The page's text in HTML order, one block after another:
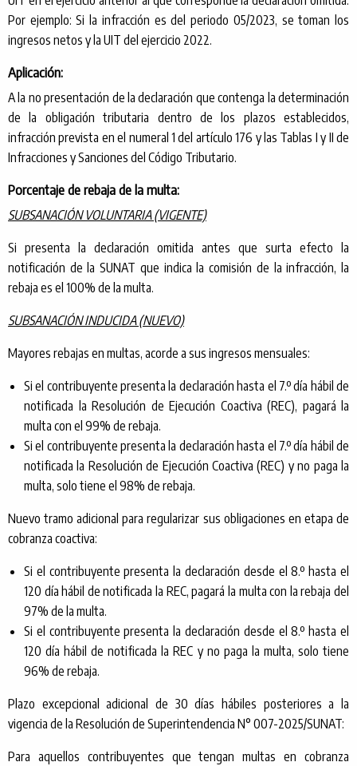
Por ejemplo: Si la infracción es del periodo 05/2023, se toman los
ingresos netos y la UIT del ejercicio 2022.
Aplicación:
A la no presentación de la declaración que contenga la determinación
de la obligación tributaria dentro de los plazos establecidos,
infracción prevista en el numeral 1 del artículo 176 y las Tablas I y II de
Infracciones y Sanciones del Código Tributario.
Porcentaje de rebaja de la multa:
SUBSANACIÓN VOLUNTARIA (VIGENTE)
Si presenta la declaración omitida antes que surta efecto la
notificación de la SUNAT que indica la comisión de la infracción, la
rebaja es el 100% de la multa.
SUBSANACIÓN INDUCIDA (NUEVO)
Mayores rebajas en multas, acorde a sus ingresos mensuales:
Si el contribuyente presenta la declaración hasta el 7.º día hábil de
notificada la Resolución de Ejecución Coactiva (REC), pagará la
multa con el 99% de rebaja.
Si el contribuyente presenta la declaración hasta el 7.º día hábil de
notificada la Resolución de Ejecución Coactiva (REC) y no paga la
multa, solo tiene el 98% de rebaja.
Nuevo tramo adicional para regularizar sus obligaciones en etapa de
cobranza coactiva:
Si el contribuyente presenta la declaración desde el 8.º hasta el
120 día hábil de notificada la REC, pagará la multa con la rebaja del
97% de la multa.
Si el contribuyente presenta la declaración desde el 8.º hasta el
120 día hábil de notificada la REC y no paga la multa, solo tiene
96% de rebaja.
Plazo excepcional adicional de 30 días hábiles posteriores a la
vigencia de la Resolución de Superintendencia N° 007-2025/SUNAT:
Para aquellos contribuyentes que tengan multas en cobranza